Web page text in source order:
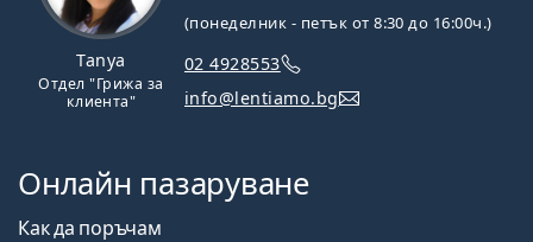
Tanya
Отдел "Грижа за
клиента"
(понеделник - петък от 8:30 до 16:00ч.)
02 4928553
info@lentiamo.bg
Онлайн пазаруване
Как да поръчам